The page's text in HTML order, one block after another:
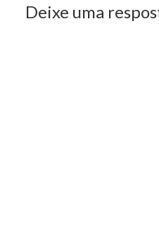
Deixe uma